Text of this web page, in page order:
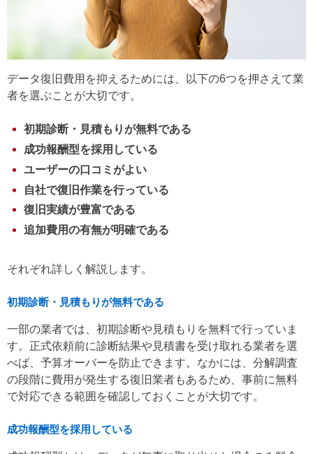
データ復旧費用を抑えるためには、以下の6つを押さえて業
者を選ぶことが大切です。
初期診断・見積もりが無料である
成功報酬型を採用している
ユーザーの口コミがよい
自社で復旧作業を行っている
復旧実績が豊富である
追加費用の有無が明確である
それぞれ詳しく解説します。
初期診断・見積もりが無料である
一部の業者では、初期診断や見積もりを無料で行っていま
す。正式依頼前に診断結果や見積書を受け取れる業者を選
べば、予算オーバーを防止できます。なかには、分解調査
の段階に費用が発生する復旧業者もあるため、事前に無料
で対応できる範囲を確認しておくことが大切です。
成功報酬型を採用している